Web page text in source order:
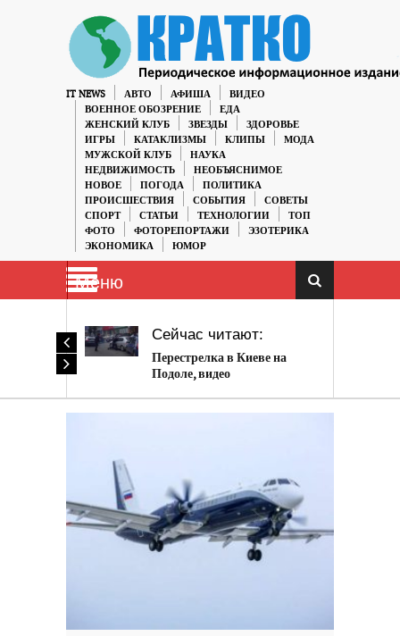
IT NEWS АВТО АФИША
ВИДЕО
ВОЕННОЕ ОБОЗРЕНИЕ
ЕДА
ЖЕНСКИЙ КЛУБ
ЗВЕЗДЫ
ЗДОРОВЬЕ
ИГРЫ
КАТАКЛИЗМЫ КЛИПЫ
МОДА
МУЖСКОЙ КЛУБ
НАУКА
НЕДВИЖИМОСТЬ
НЕОБЪЯСНИМОЕ
НОВОЕ
ПОГОДА
ПОЛИТИКА
ПРОИСШЕСТВИЯ
СОБЫТИЯ
СОВЕТЫ
СПОРТ
СТАТЬИ ТЕХНОЛОГИИ
ТОП
ФОТО
ФОТОРЕПОРТАЖИ
ЭЗОТЕРИКА
ЭКОНОМИКА
ЮМОР
Меню
Сейчас читают:
Перестрелка в Киеве на
Подоле, видео